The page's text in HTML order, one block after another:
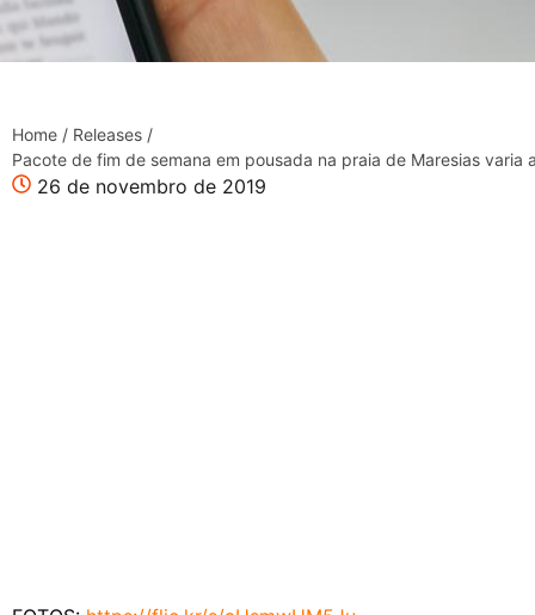
Home / Releases /
Pacote de fim de semana em pousada na praia de Maresias
26 de novembro de 2019